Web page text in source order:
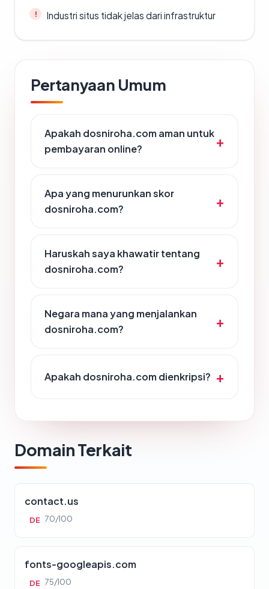
Industri situs tidak jelas dari infrastruktur
Pertanyaan Umum
Apakah dosniroha.com aman untuk
pembayaran online?
Apa yang menurunkan skor
dosniroha.com?
Haruskah saya khawatir tentang
dosniroha.com?
Negara mana yang menjalankan
dosniroha.com?
Apakah dosniroha.com dienkripsi?
Domain Terkait
contact.us
DE 70/100
fonts-googleapis.com
DE 75/100